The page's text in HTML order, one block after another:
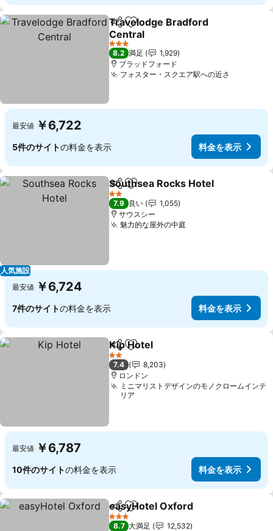
シェアお気に入りに追加
Travelodge Bradford
Central
料金を表示
3 ホテルのランク
8.2 満足
1,929
ブラッドフォード
フォスター・スクエア駅への近さ
最安値 ￥6,722
5件のサイトの料金を表示 料金を表示
人気施設
シェアお気に入りに追加
Southsea Rocks Hotel
2 ホテルのランク
7.9 良い
1,055
サウスシー
魅力的な屋外の中庭
最安値 ￥6,724
7件のサイトの料金を表示 料金を表示
シェアお気に入りに追加
Kip Hotel
2 ホテルのランク
7.4
8,203
ロンドン
ミニマリストデザインのモノクロームインテ
リア
最安値 ￥6,787
10件のサイトの料金を表示 料金を表示
シェアお気に入りに追加
easyHotel Oxford
3 ホテルのランク
8.7 大満足
12,532